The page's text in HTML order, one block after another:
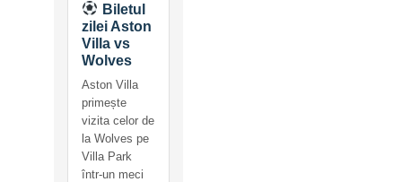
Biletul
zilei Aston
Villa vs
Wolves
Aston Villa
primește
vizita celor de
la Wolves pe
Villa Park
într-un meci